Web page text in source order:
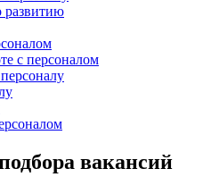
развитию
с персоналом
вакансий